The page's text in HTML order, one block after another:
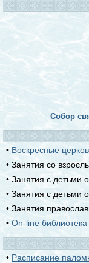
Собор
• Воскресные
• Занятия со
• Занятия с детьми
• Занятия с детьми
• Занятия
• On-line библиотека
• Расписание